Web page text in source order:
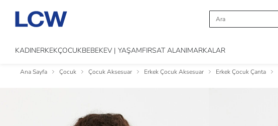
KADINERKEKÇOCUKBEBEKEV | YAŞAMFIRSAT ALANIMARKALAR
Ana Sayfa Çocuk Çocuk Aksesuar Erkek Çocuk Aksesuar Erkek Çocuk Çanta